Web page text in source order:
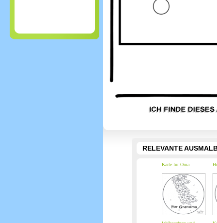
RELEVANTE
Karte für Oma